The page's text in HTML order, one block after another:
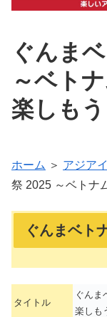
ぐんま
～ベト
楽しも
ホーム ＞ アジア
祭 2025 ～ベトナ
ぐんまベト
タイトル
ぐんま
楽しも